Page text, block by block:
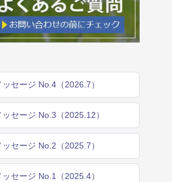
セージ No.4（2026.7）
セージ No.3（2025.12）
セージ No.2（2025.7）
セージ No.1（2025.4）